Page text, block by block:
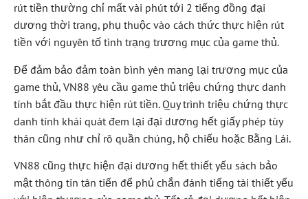
rút tiền thường chỉ mất vài phút tới 2 tiếng đồng đại
dương thời trang, phụ thuộc vào cách thức thực hiện rút
tiền với nguyên tố tình trạng trương mục của game thủ.
Để đảm bảo đảm toàn bình yên mang lại trương mục của
game thủ, VN88 yêu cầu game thủ triệu chứng thực danh
tính bắt đầu thực hiện rút tiền. Quy trình triệu chứng thực
danh tính khái quát đem lại đại dương hết giấy phép tùy
thân cũng như chỉ rõ quần chúng, hộ chiếu hoặc Bằng Lái.
VN88 cũng thực hiện đại dương hết thiết yếu sách bảo
mật thông tin tân tiến để phủ chắn đánh tiếng tài thiết yếu